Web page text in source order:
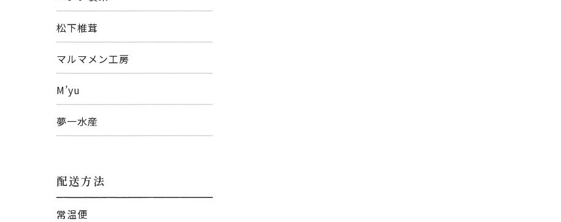
松下椎茸
マルマメン工房
M’yu
夢一水産
配送方法
常温便